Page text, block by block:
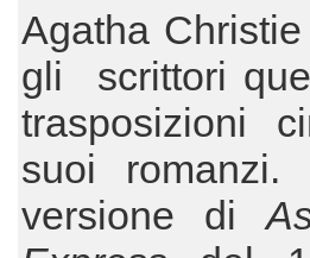
Agatha
gli scrittori
trasposizioni
suoi romanzi.
versione di